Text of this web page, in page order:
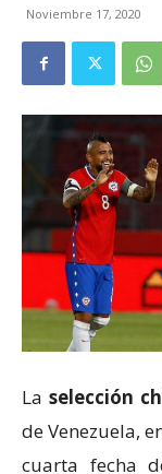
Noviembre 17, 2020
La selección
de Venezuela,
cuarta fecha